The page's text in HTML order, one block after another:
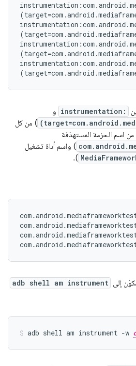
instrumentation: و
) من كل
اسم الحزمة المستهدَفة
) واسم أداة تشغيل
).
إلى adb shell am instrument
adb shell am instrument -w